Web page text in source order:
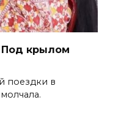
крылом
поездки в